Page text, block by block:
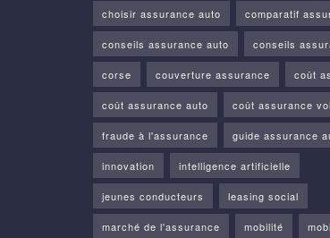
choisir assurance auto comparatif
conseils assurance auto conseils
corse couverture assurance coût
coût assurance auto coût assurance
fraude à l'assurance guide assurance
innovation intelligence artificielle
jeunes conducteurs leasing social
marché de l'assurance mobilité